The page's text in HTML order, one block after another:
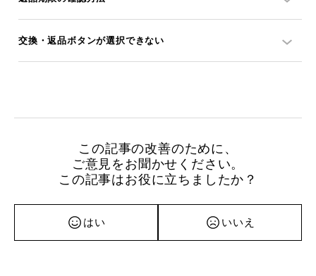
交換・返品ボタンが選択できない
この記事の改善のために、
ご意見をお聞かせください。
この記事はお役に立ちましたか？
はい いいえ